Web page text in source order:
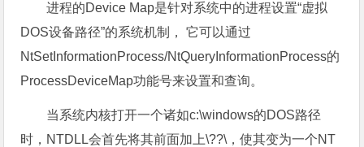
进程的Device Map是针对系统中的进程设置“虚拟
DOS设备路径”的系统机制， 它可以通过
NtSetInformationProcess/NtQueryInformationProcess的
ProcessDeviceMap功能号来设置和查询。
当系统内核打开一个诸如c:\windows的DOS路径
时，NTDLL会首先将其前面加上\??\，使其变为一个NT